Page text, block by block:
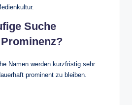
Suche
Namen werden kurzfristig sehr
prominent zu bleiben.